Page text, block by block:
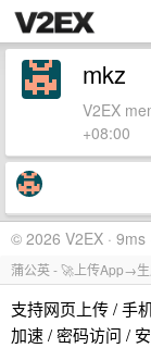
mkz
V2EX
+08:00
© 2026 V2EX · 9ms
蒲公英 - 🚀上传App→
支持网页上传 / 手
加速 / 密码访问 /